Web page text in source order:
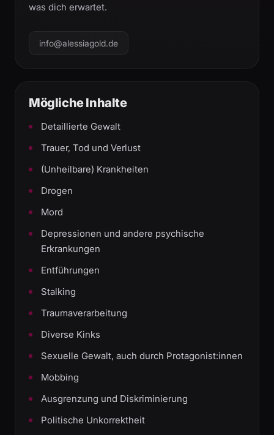
was dich erwartet.
info@alessiagold.de
Mögliche Inhalte
Detaillierte Gewalt
Trauer, Tod und Verlust
(Unheilbare) Krankheiten
Drogen
Mord
Depressionen und andere psychische
Erkrankungen
Entführungen
Stalking
Traumaverarbeitung
Diverse Kinks
Sexuelle Gewalt, auch durch Protagonist:innen
Mobbing
Ausgrenzung und Diskriminierung
Politische Unkorrektheit